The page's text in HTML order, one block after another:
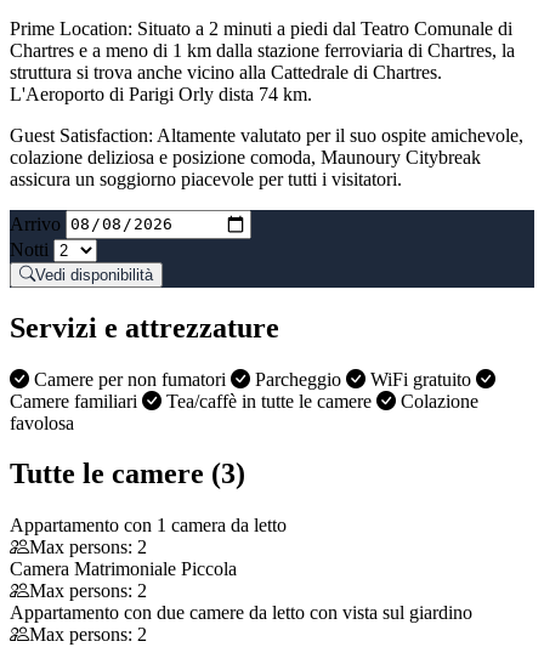
Prime Location: Situato a 2 minuti a piedi dal Teatro Comunale di
Chartres e a meno di 1 km dalla stazione ferroviaria di Chartres, la
struttura si trova anche vicino alla Cattedrale di Chartres.
L'Aeroporto di Parigi Orly dista 74 km.
Guest Satisfaction: Altamente valutato per il suo ospite amichevole,
colazione deliziosa e posizione comoda, Maunoury Citybreak
assicura un soggiorno piacevole per tutti i visitatori.
Arrivo
Notti
Vedi disponibilità
Servizi e attrezzature
Camere per non fumatori Parcheggio
WiFi gratuito
Camere familiari
Tea/caffè in tutte le camere
Colazione
favolosa
Tutte le camere (3)
Appartamento con 1 camera da letto
Max persons: 2
Camera Matrimoniale Piccola
Max persons: 2
Appartamento con due camere da letto con vista sul giardino
Max persons: 2